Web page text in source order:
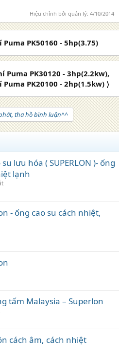
Hiệu chỉnh bởi quản lý: 4/10/2014
Puma PK50160 - 5hp(3.75)
Puma PK30120 - 3hp(2.2kw),
PK20100 - 2hp(1.5kw) 〉
tha hồ bình luận^^
lưu hóa ( SUPERLON )- ống
lạnh
- ống cao su cách nhiệt,
tấm Malaysia – Superlon
cách âm, cách nhiệt